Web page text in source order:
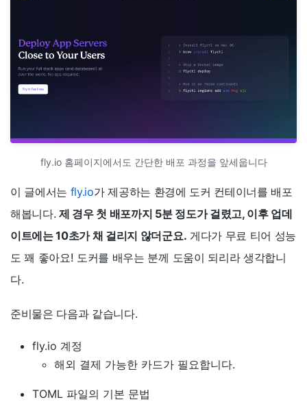
fly.io 홈페이지에서도 간단한 배포 과정을 앞세웁니다
이 글에서는 fly.io가 제공하는 환경에 도커 컨테이너를 배포
해봅니다.제 경우 첫 배포까지 5분 정도가 걸렸고, 이후 업데
이트에는 10초가 채 걸리지 않더군요. 게다가 무료 티어 성능
도 꽤 좋아요! 도커를 배우는 분께 도움이 되리라 생각합니
다.
준비물은 다음과 같습니다.
fly.io 계정
해외 결제 가능한 카드가 필요합니다.
TOML 파일의 기본 문법